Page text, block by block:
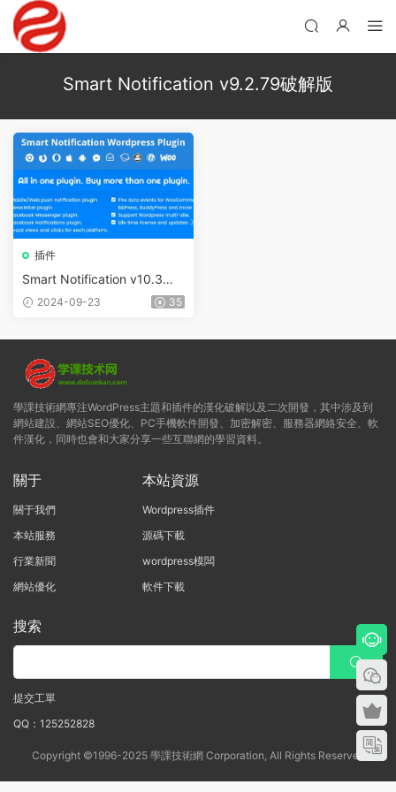
Smart Notification v9.2.79破解版
插件
Smart Notification v10.3無
限制版 – WordPress智能通知
2024-09-23 35
學課技術網專注WordPress主題和插件的漢化破解以及二次開發，其中涉及到
網站建設、網站SEO優化、PC手機軟件開發、加密解密、服務器網絡安全、軟
件漢化，同時也會和大家分享一些互聯網的學習資料。
關于
關于我們
本站服務
行業新聞
網站優化
本站資源
Wordpress插件
源碼下載
wordpress模闆
軟件下載
搜索
提交工單
QQ：125252828
Copyright ©1996-2025 學課技術網 Corporation, All Rights Reserved